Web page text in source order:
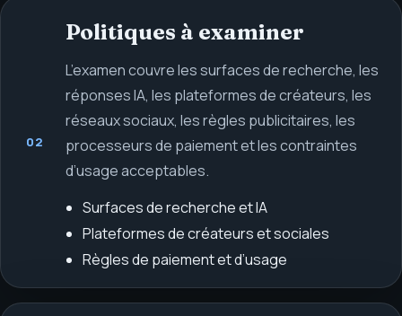
02
Politiques à examiner
L’examen couvre les surfaces de recherche, les
réponses IA, les plateformes de créateurs, les
réseaux sociaux, les règles publicitaires, les
processeurs de paiement et les contraintes
d’usage acceptables.
Surfaces de recherche et IA
Plateformes de créateurs et sociales
Règles de paiement et d’usage